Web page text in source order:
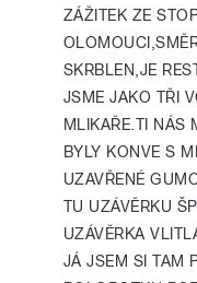
ZÁŽITEK ZE
SKRBLEN,JE
JSME JAKO TŘI
MLIKAŘE.TI NÁS
BYLY KONVE S
UZAVŘENÉ
TU UZÁVĚRKU
UZÁVĚRKA
JÁ JSEM SI TAM